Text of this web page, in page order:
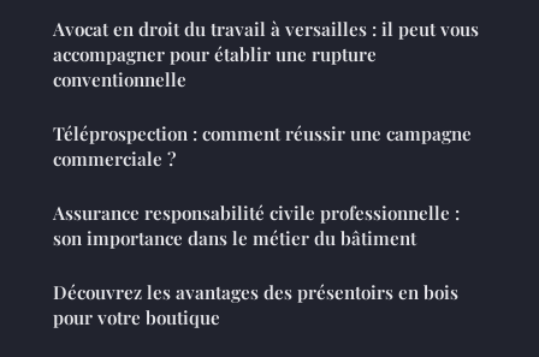
Avocat en droit du travail à versailles : il peut vous
accompagner pour établir une rupture
conventionnelle
Téléprospection : comment réussir une campagne
commerciale ?
Assurance responsabilité civile professionnelle :
son importance dans le métier du bâtiment
Découvrez les avantages des présentoirs en bois
pour votre boutique